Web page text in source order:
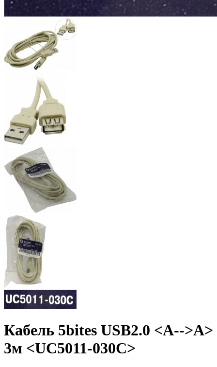
Кабель 5bites USB2.0 <A-->A>
3м <UC5011-030C>